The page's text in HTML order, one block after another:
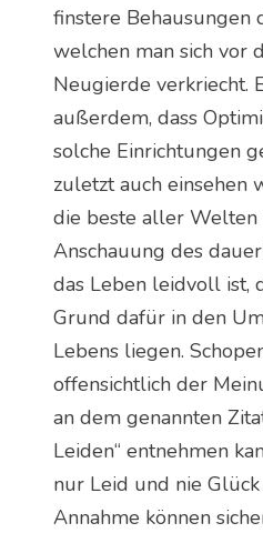
finstere Behausungen
welchen man sich vor
Neugierde verkriecht.
außerdem, dass
solche Einrichtungen
zuletzt auch einsehen
die beste aller Welten
Anschauung des
das Leben leidvoll ist,
Grund dafür in den
Lebens liegen.
offensichtlich der
an dem genannten
Leiden“ entnehmen
nur Leid und nie
Annahme können